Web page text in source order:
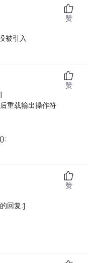
被引入
赞
重载输出操作符
赞
回复:]
赞